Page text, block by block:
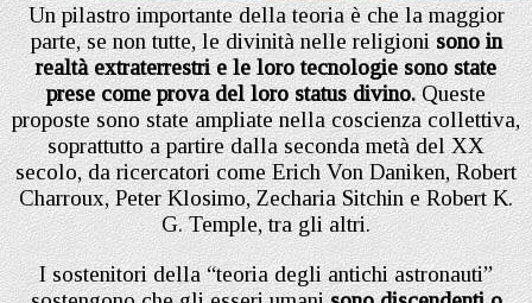
Un pilastro importante della teoria è che la maggior
parte, se non tutte, le divinità nelle religionisono in
realtà extraterrestri e le loro tecnologie sono state
prese come prova del loro status divino.Queste
proposte sono state ampliate nella coscienza collettiva,
soprattutto a partire dalla seconda metà del XX
secolo, da ricercatori come Erich Von Daniken, Robert
Charroux, Peter Klosimo, Zecharia Sitchin e Robert K.
G. Temple, tra gli altri.
I sostenitori della “teoria degli antichi astronauti”